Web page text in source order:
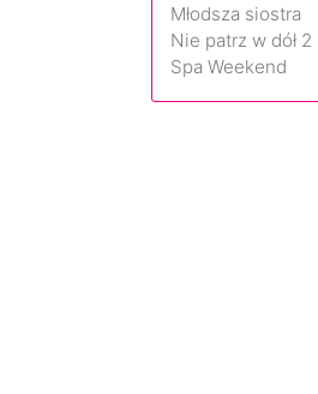
Młodsza siostra
Nie patrz w dół 2
Spa Weekend